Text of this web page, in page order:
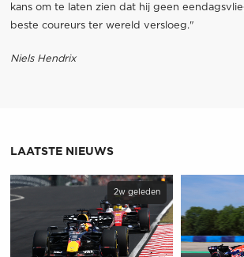
kans om te laten zien dat hij geen
beste coureurs ter wereld versloeg."
Niels Hendrix
LAATSTE NIEUWS
2w geleden